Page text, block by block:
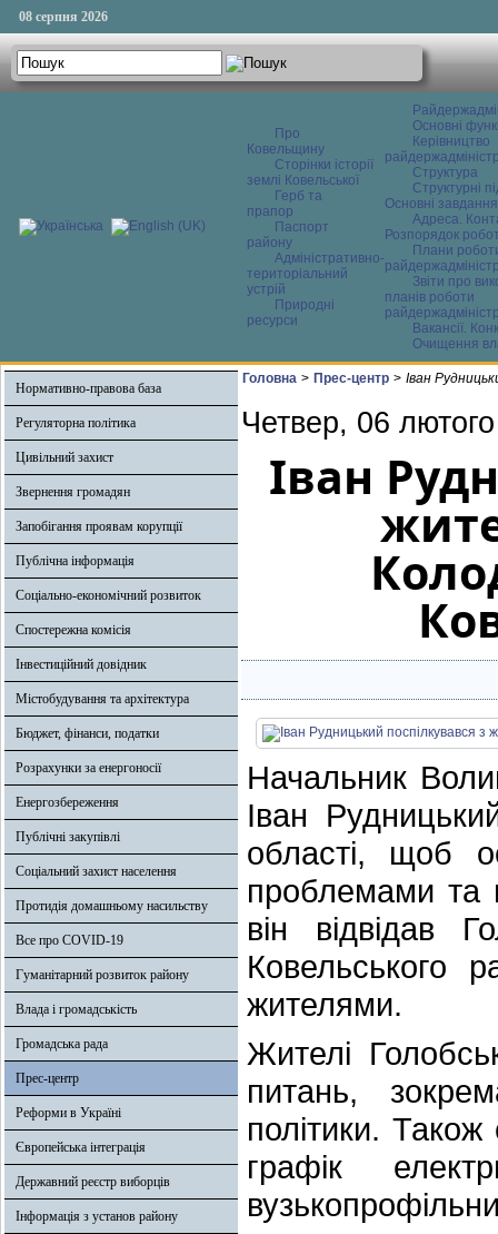
08 серпня 2026
Про
Ковельщину
Сторінки історії
землі Ковельської
Герб та
прапор
Паспорт
району
Адміністративно-
територіальний
устрій
Природні
ресурси
Основні
Керівництво
Структура
Структурні
Основні завдання
Адреса.
Розпорядок
Плани
Звіти про
планів роботи
Вакансії.
Очищення
Нормативно-правова база
Регуляторна політика
Цивільний захист
Звернення громадян
Запобігання проявам корупції
Публічна інформація
Соціально-економічний розвиток
Спостережна комісія
Інвестиційний довідник
Містобудування та архітектура
Бюджет, фінанси, податки
Розрахунки за енергоносії
Енергозбереження
Публічні закупівлі
Соціальний захист населення
Протидія домашньому насильству
Все про COVID-19
Гуманітарний розвиток району
Влада і громадськість
Громадська рада
Прес-центр
Реформи в Україні
Європейська інтеграція
Державний реєстр виборців
Інформація з установ району
Головна > Прес-центр > Іван
Четвер, 06
Іван
Начальник
Іван
області, щоб
проблемами та
він відвідав
Ковельського
жителями.
Жителі
питань,
політики.
графік